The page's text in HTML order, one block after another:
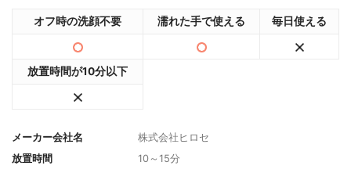
オフ時の洗顔不要 濡れた手で使える 毎日使える
放置時間が10分以下
メーカー会社名
株式会社ヒロセ
放置時間
10～15分